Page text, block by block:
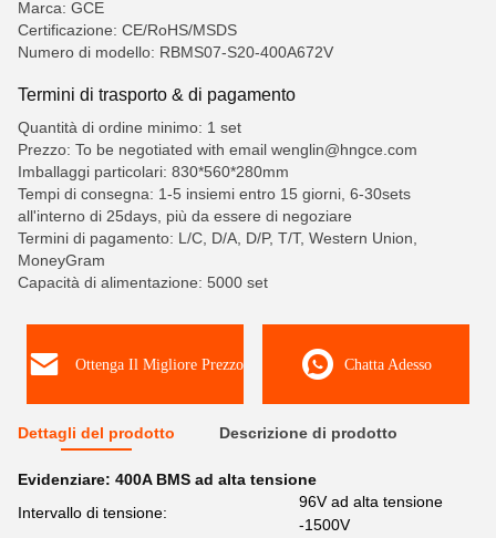
Marca: GCE
Certificazione: CE/RoHS/MSDS
Numero di modello: RBMS07-S20-400A672V
Termini di trasporto & di pagamento
Quantità di ordine minimo: 1 set
Prezzo: To be negotiated with email wenglin@hngce.com
Imballaggi particolari: 830*560*280mm
Tempi di consegna: 1-5 insiemi entro 15 giorni, 6-30sets
all'interno di 25days, più da essere di negoziare
Termini di pagamento: L/C, D/A, D/P, T/T, Western Union,
MoneyGram
Capacità di alimentazione: 5000 set
Ottenga Il Migliore Prezzo Chatta Adesso
Dettagli del prodotto Descrizione di prodotto
Evidenziare: 400A BMS ad alta tensione
Intervallo di tensione:
96V ad alta tensione
-1500V